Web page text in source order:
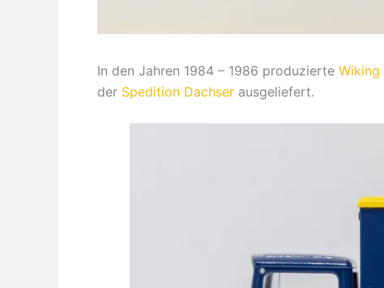
In den Jahren 1984 – 1986 produzierte Wiking
der Spedition Dachser ausgeliefert.